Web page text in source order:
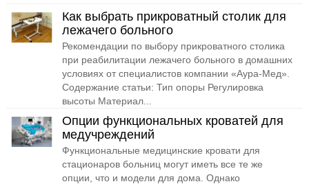
Как выбрать прикроватный столик для
лежачего больного
Рекомендации по выбору прикроватного столика
при реабилитации лежачего больного в домашних
условиях от специалистов компании «Аура-Мед».
Содержание статьи: Тип опоры Регулировка
высоты Материал...
Опции функциональных кроватей для
медучреждений
Функциональные медицинские кровати для
стационаров больниц могут иметь все те же
опции, что и модели для дома. Однако